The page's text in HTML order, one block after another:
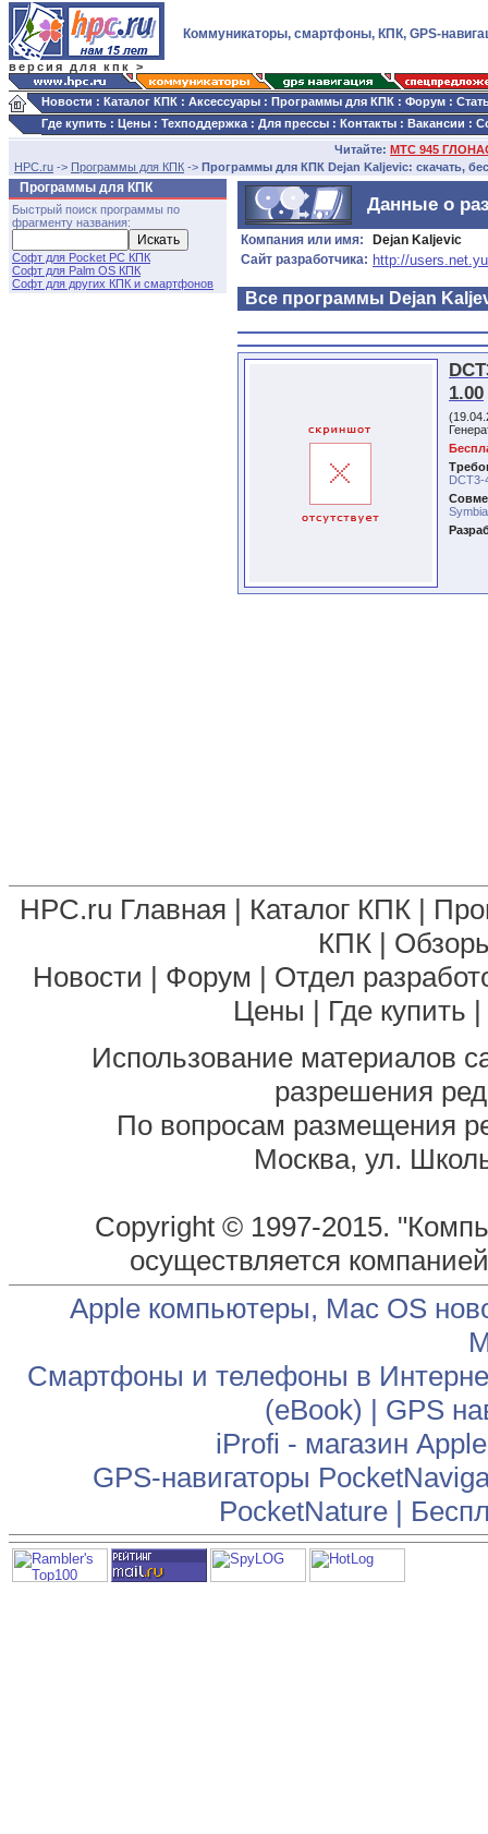
версия для кпк >
Коммуникаторы, смартфоны, КПК, GPS-
Новости : Каталог КПК : Аксессуары : Программы для КПК : Форум :
Где купить : Цены : Техподдержка : Для прессы : Контакты : Вакансии :
Читайте: МТС 945
HPC.ru -> Программы для КПК -> Программы для КПК Dejan Kaljevic: скачать,
Программы для КПК
Быстрый поиск программы по
фрагменту названия:
Софт для Pocket PC КПК
Софт для Palm OS КПК
Софт для других КПК и смартфонов
Данные о
Компания или имя:
Dejan Kaljevic
Сайт разработчика: http://
Все программы Dejan
1.00
DCT3-
HPC.ru Главная | Каталог КПК |
КПК |
Новости | Форум | Отдел
Цены | Где купить |
Использование материалов
разрешения
По вопросам размещения
Москва, ул.
Copyright © 1997-2015.
осуществляется
Apple компьютеры, Mac OS
Смартфоны и телефоны в
(eBook) | GPS
iProfi - магазин
GPS-навигаторы
PocketNature|